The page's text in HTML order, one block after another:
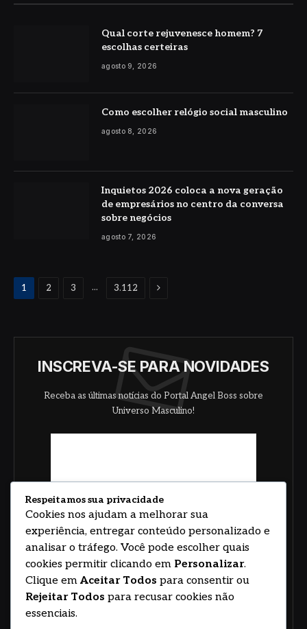
Qual corte rejuvenesce homem? 7
escolhas certeiras
agosto 9, 2026
Como escolher relógio social masculino
agosto 8, 2026
Inquietos 2026 coloca a nova geração
de empresários no centro da conversa
sobre negócios
agosto 7, 2026
1 2 3 ... 3.112 Proximo
INSCREVA-SE PARA NOVIDADES
Receba as últimas notícias do Portal Angel Boss sobre
Universo Masculino!
Respeitamos sua privacidade
Cookies nos ajudam a melhorar sua
experiência, entregar conteúdo personalizado e
analisar o tráfego. Você pode escolher quais
cookies permitir clicando em Personalizar.
Clique em Aceitar Todos para consentir ou
Rejeitar Todos para recusar cookies não
essenciais.